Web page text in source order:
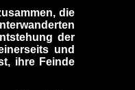
die
der
und
ihre Feinde